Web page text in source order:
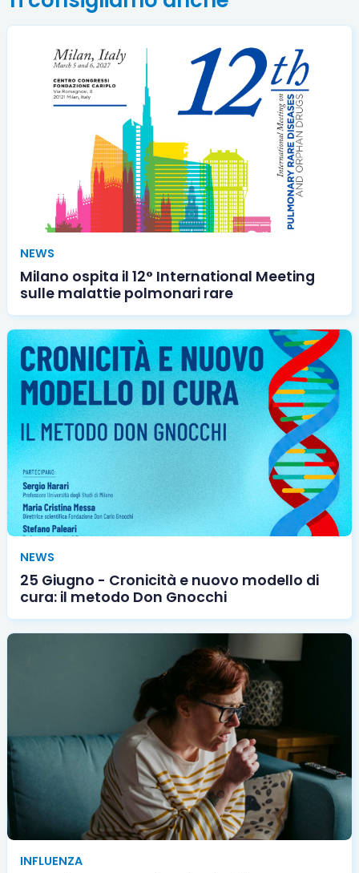
NEWS
Milano ospita il 12° International Meeting
sulle malattie polmonari rare
NEWS
25 Giugno - Cronicità e nuovo modello di
cura: il metodo Don Gnocchi
INFLUENZA